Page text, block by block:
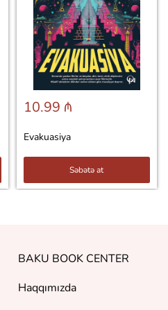
10.99 ₼
Evakuasiya
Səbətə at
BAKU BOOK CENTER
Haqqımızda